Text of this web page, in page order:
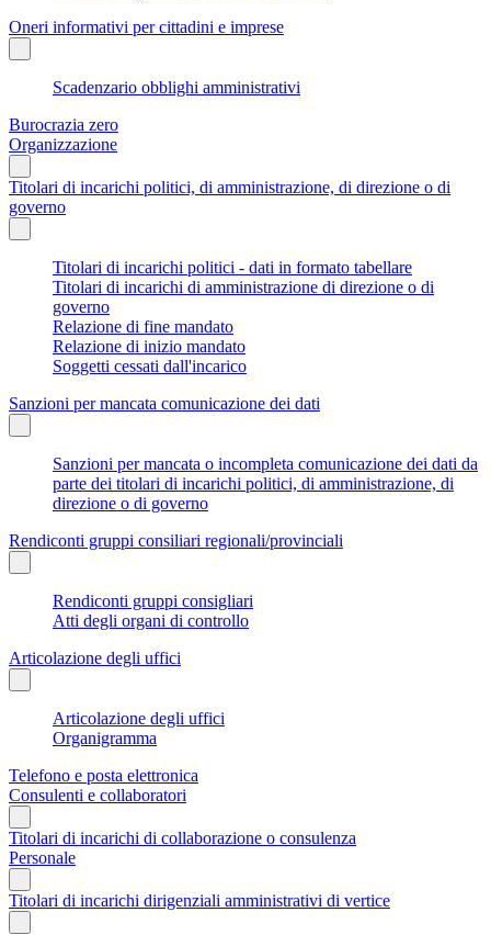
Oneri informativi per cittadini e imprese
Scadenzario obblighi amministrativi
Burocrazia zero
Organizzazione
Titolari di incarichi politici, di amministrazione, di direzione o di
governo
Titolari di incarichi politici - dati in formato tabellare
Titolari di incarichi di amministrazione di direzione o di
governo
Relazione di fine mandato
Relazione di inizio mandato
Soggetti cessati dall'incarico
Sanzioni per mancata comunicazione dei dati
Sanzioni per mancata o incompleta comunicazione dei dati da
parte dei titolari di incarichi politici, di amministrazione, di
direzione o di governo
Rendiconti gruppi consiliari regionali/provinciali
Rendiconti gruppi consigliari
Atti degli organi di controllo
Articolazione degli uffici
Articolazione degli uffici
Organigramma
Telefono e posta elettronica
Consulenti e collaboratori
Titolari di incarichi di collaborazione o consulenza
Personale
Titolari di incarichi dirigenziali amministrativi di vertice